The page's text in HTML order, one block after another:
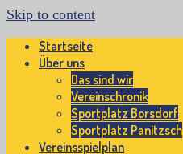
Skip to content
Startseite
Über uns
Das sind wir
Vereinschronik
Sportplatz Borsdorf
Sportplatz Panitzsch
Vereinsspielplan